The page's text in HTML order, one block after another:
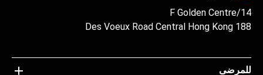
14/F Golden Centre
188 Des Voeux Road Central Hong Kong
للمرضى